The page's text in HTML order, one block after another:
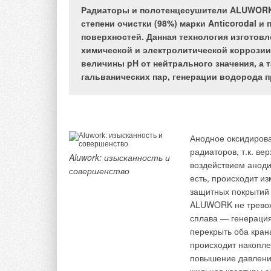
Радиаторы и полотенцесушители
степени очистки (98%) марки Anticorodal
поверхностей. Данная технология
химической и электролитической
величины pH от нейтрального значения,
гальванических пар, генерации водорода
Aluwork: изысканность и
совершенство
Анодное
радиаторов, т.к.
воздействием
есть, происходит
защитных
ALUWORK не
сплава —
перекрыть оба
происходит
повышение
Фарделли в 1971
алюминиевых
СегодняGLOBAL—
производство с
качества сырья и
технологии литья
экструзии,
рассматривать как
Завоевывая новые
каждого региона.
возможность
отопления на
модифицированы
идентификации
моделей была
Среди
занимает
специалистов,
цены и качества.
производителя.
пресс-фитинги
Prandelli srl под
состоят из так
полиэтилен
возможным
водоснабжения, в
жидкостей.
Исключительно
гидравлические